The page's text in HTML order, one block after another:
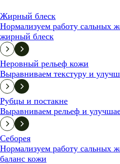
Жирный блеск
Нормализуем работу сальных
жирный блеск
Неровный рельеф кожи
Выравниваем текстуру и
Рубцы и постакне
Выравниваем рельеф и
Себорея
Нормализуем работу сальных
баланс кожи